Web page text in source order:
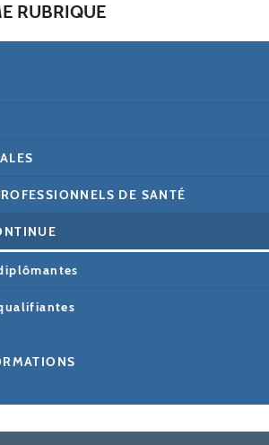
RUBRIQUE
DE SANTÉ